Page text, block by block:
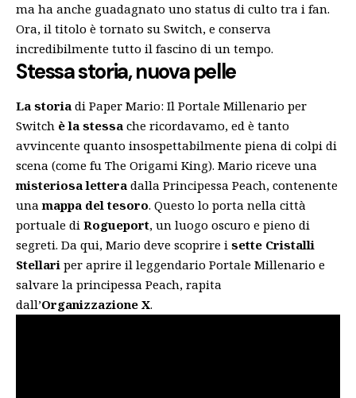
ma ha anche guadagnato uno status di culto tra i fan.
Ora, il titolo è tornato su Switch, e conserva
incredibilmente tutto il fascino di un tempo.
Stessa storia, nuova pelle
La storia di Paper Mario: Il Portale Millenario per
Switch è la stessa che ricordavamo, ed è tanto
avvincente quanto insospettabilmente piena di colpi di
scena (come fu The Origami King). Mario riceve una
misteriosa lettera dalla Principessa Peach, contenente
unamappa del tesoro. Questo lo porta nella città
portuale di Rogueport, un luogo oscuro e pieno di
segreti. Da qui, Mario deve scoprire i sette Cristalli
Stellari per aprire il leggendario Portale Millenario e
salvare la principessa Peach, rapita
dall’Organizzazione X.